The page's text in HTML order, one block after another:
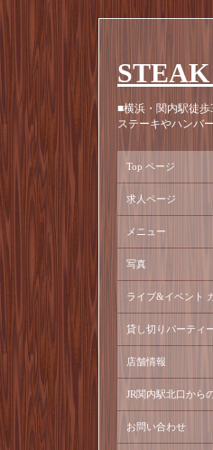
■横浜・関内駅徒
ステーキやハンバ
Top ページ
求人ページ
メニュー
写真
ライブ&イベント
貸し切りパーティ
店舗情報
JR関内駅北口から
お問い合わせ